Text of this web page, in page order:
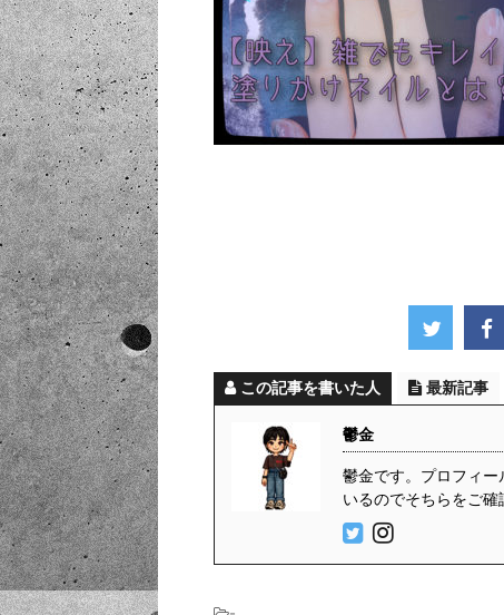
この記事を書いた人 最新記事
鬱金
鬱金です。プロフィ
いるのでそちらをご確